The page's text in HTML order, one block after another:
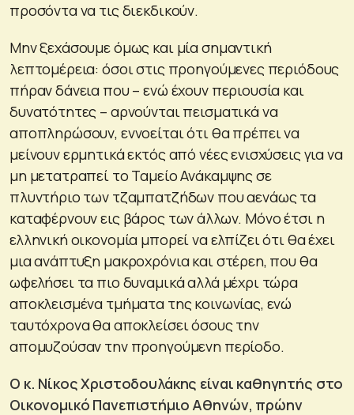
προσόντα να τις διεκδικούν.
Μην ξεχάσουμε όμως και μία σημαντική
λεπτομέρεια: όσοι στις προηγούμενες περιόδους
πήραν δάνεια που – ενώ έχουν περιουσία και
δυνατότητες – αρνούνται πεισματικά να
αποπληρώσουν, εννοείται ότι θα πρέπει να
μείνουν ερμητικά εκτός από νέες ενισχύσεις για να
μη μετατραπεί το Ταμείο Ανάκαμψης σε
πλυντήριο των τζαμπατζήδων που αενάως τα
καταφέρνουν εις βάρος των άλλων. Μόνο έτσι η
ελληνική οικονομία μπορεί να ελπίζει ότι θα έχει
μια ανάπτυξη μακροχρόνια και στέρεη, που θα
ωφελήσει τα πιο δυναμικά αλλά μέχρι τώρα
αποκλεισμένα τμήματα της κοινωνίας, ενώ
ταυτόχρονα θα αποκλείσει όσους την
απομυζούσαν την προηγούμενη περίοδο.
Ο κ. Νίκος Χριστοδουλάκης είναι καθηγητής στο
Οικονομικό Πανεπιστήμιο Αθηνών, πρώην